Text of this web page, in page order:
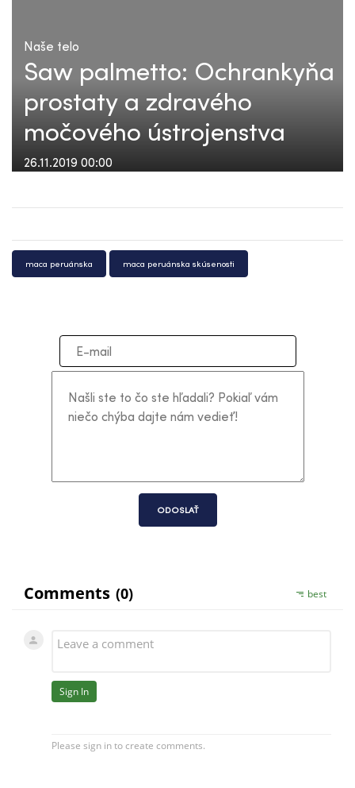
Naše telo
Saw palmetto: Ochrankyňa
prostaty a zdravého
močového ústrojenstva
26.11.2019 00:00
maca peruánska maca peruánska skúsenosti
ODOSLAŤ